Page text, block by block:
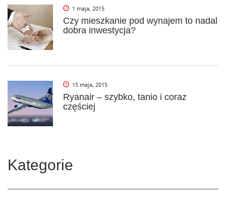
1 maja, 2015
Czy mieszkanie pod wynajem to nadal
dobra inwestycja?
15 maja, 2015
Ryanair – szybko, tanio i coraz
częściej
Kategorie